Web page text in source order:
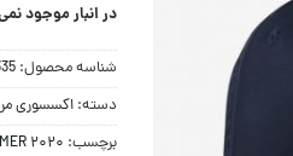
در انبار موجود
شناسه محصول:
دسته: اکسسوری
برچسب: 2020